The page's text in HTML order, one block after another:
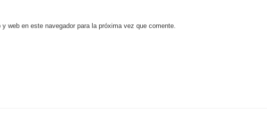
web en este navegador para la próxima vez que comente.